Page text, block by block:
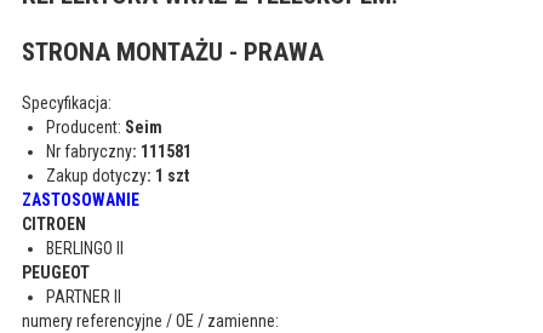
STRONA MONTAŻU - PRAWA
Specyfikacja:
Producent: Seim
Nr fabryczny: 111581
Zakup dotyczy: 1 szt
ZASTOSOWANIE
CITROEN
BERLINGO II
PEUGEOT
PARTNER II
numery referencyjne / OE / zamienne: